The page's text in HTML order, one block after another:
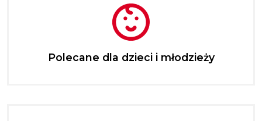
Polecane dla dzieci i młodzieży